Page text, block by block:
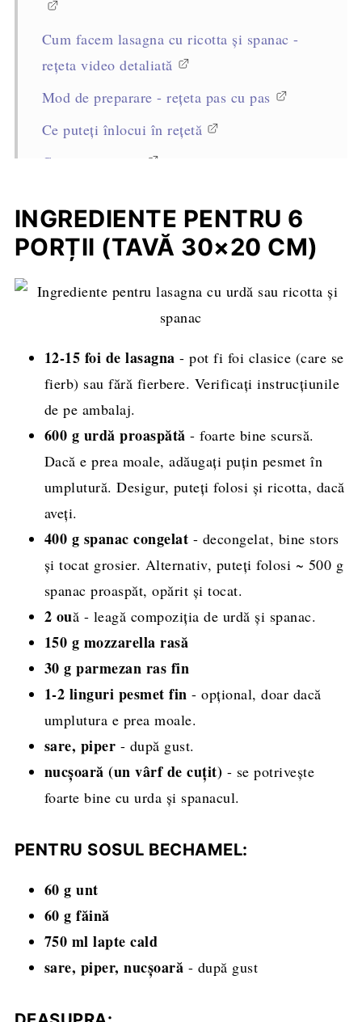
Cum facem lasagna cu ricotta și spanac -
rețeta video detaliată
Mod de preparare - rețeta pas cu pas
Ce puteți înlocui în rețetă
Cum se servește
Sfaturi profesioniste pentru reușita rețetei
Întrebări frecvente
Alte rețete vegetariene pe care să le încerci
Rețeta completă, cantități și mod de
preparare
INGREDIENTE PENTRU 6
PORȚII (TAVĂ 30×20 CM)
12-15 foi de lasagna - pot fi foi clasice (care se
fierb) sau fără fierbere. Verificați instrucțiunile
de pe ambalaj.
600 g urdă proaspătă - foarte bine scursă.
Dacă e prea moale, adăugați puțin pesmet în
umplutură. Desigur, puteți folosi și ricotta, dacă
aveți.
400 g spanac congelat - decongelat, bine stors
și tocat grosier. Alternativ, puteți folosi ~ 500 g
spanac proaspăt, opărit și tocat.
2 ouă - leagă compoziția de urdă și spanac.
150 g mozzarella rasă
30 g parmezan ras fin
1-2 linguri pesmet fin - opțional, doar dacă
umplutura e prea moale.
sare, piper - după gust.
nucșoară (un vârf de cuțit) - se potrivește
foarte bine cu urda și spanacul.
PENTRU SOSUL BECHAMEL:
60 g unt
60 g făină
750 ml lapte cald
sare, piper, nucșoară - după gust